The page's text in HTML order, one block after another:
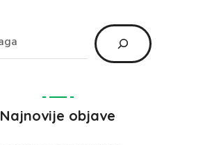
Najnovije objave